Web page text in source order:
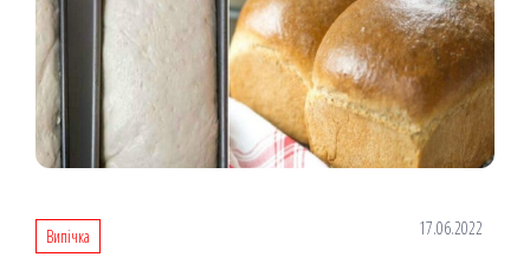
Випічка 17.06.2022